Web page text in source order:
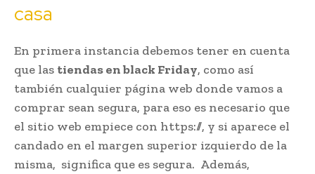
casa
En primera instancia debemos tener en cuenta
que las tiendas en black Friday, como así
también cualquier página web donde vamos a
comprar sean segura, para eso es necesario que
el sitio web empiece con https://, y si aparece el
candado en el margen superior izquierdo de la
misma, significa que es segura. Además,